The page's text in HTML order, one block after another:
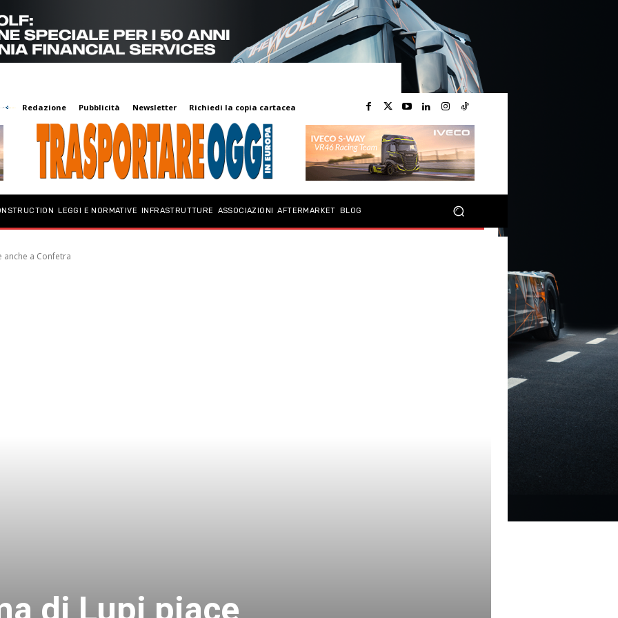
Redazione Pubblicità Newsletter Richiedi la copia cartacea
LEGGI E NORMATIVE INFRASTRUTTURE ASSOCIAZIONI AFTERMARKET BLOG
a Confetra